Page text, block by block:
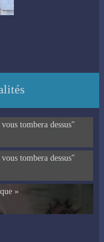
tombera dessus"
tombera dessus"
»